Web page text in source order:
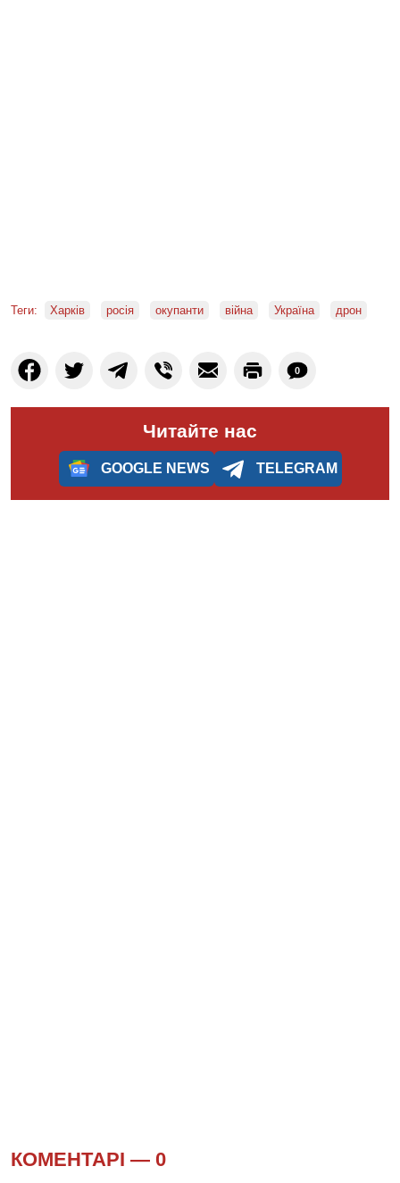
Теги: Харків росія окупанти війна Україна дрон
0
Читайте нас
GOOGLE NEWS TELEGRAM
КОМЕНТАРІ — 0